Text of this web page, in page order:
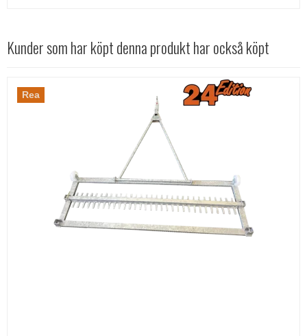
Kunder som har köpt denna produkt har också köpt
Rea